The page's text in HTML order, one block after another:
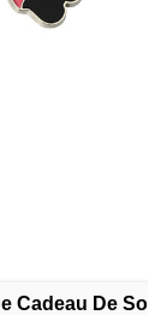
Cadeau De